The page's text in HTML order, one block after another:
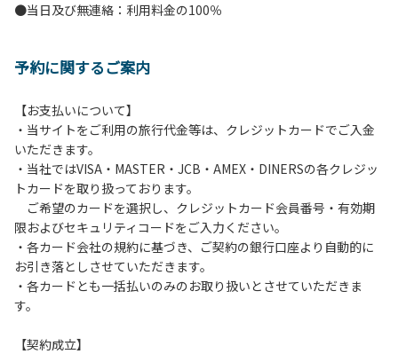
●当日及び無連絡：利用料金の100％
予約に関するご案内
【お支払いについて】
・当サイトをご利用の旅行代金等は、クレジットカードでご入金
いただきます。
・当社ではVISA・MASTER・JCB・AMEX・DINERSの各クレジッ
トカードを取り扱っております。
ご希望のカードを選択し、クレジットカード会員番号・有効期
限およびセキュリティコードをご入力ください。
・各カード会社の規約に基づき、ご契約の銀行口座より自動的に
お引き落としさせていただきます。
・各カードとも一括払いのみのお取り扱いとさせていただきま
す。
【契約成立】